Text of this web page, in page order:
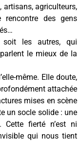
artisans, agriculteurs,
rencontre des gens
soit les autres, qui
le mieux de la
même. Elle doute,
attachée
mises en scène
un socle solide : une
Cette fierté n’est ni
qui nous tient